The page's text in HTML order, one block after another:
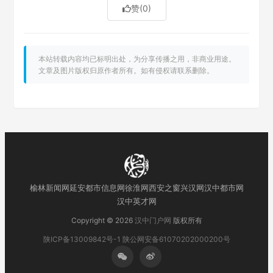
赞(0)
本站转载内容均已标明出处，为分享传播之用，非商业用途。
文章及图片版权归原作者所有。如有侵权请联系删除。
榆林新闻网延安都市信息网徐淮网西安之窗兴汉网汉中都市网
汉中英才网
Copyright © 2026 汉中门户网 版权所有
陕ICP备13009842号-1 陕公网安备61070202000200号